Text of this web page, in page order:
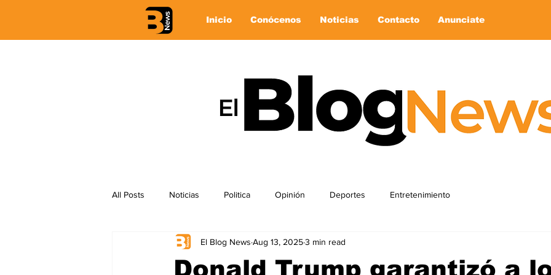
Inicio Conócenos Noticias Contacto Anunciate
All Posts Noticias Politica Opinión Deportes Entretenimiento
Donald Trump garantizó a
El Blog News Aug 13, 20253 min read